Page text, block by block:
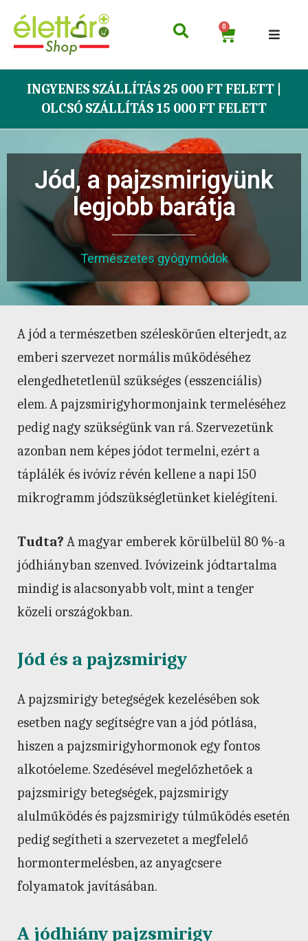
0
INGYENES SZÁLLÍTÁS 25 000 FT FELETT |
OLCSÓ SZÁLLÍTÁS 15 000 FT FELETT
Jód, a pajzsmirigyünk
legjobb barátja
Természetes gyógymódok
A jód a természetben széleskörűen elterjedt, az
emberi szervezet normális működéséhez
elengedhetetlenül szükséges (esszenciális)
elem. A pajzsmirigyhormonjaink termeléséhez
pedig nagy szükségünk van rá. Szervezetünk
azonban nem képes jódot termelni, ezért a
táplálék és ivóvíz révén kellene a napi 150
mikrogramm jódszükségletünket kielégíteni.
Tudta? A magyar emberek körülbelül 80 %-a
jódhiányban szenved. Ivóvizeink jódtartalma
mindig is alacsonyabb volt, mint a tenger
közeli országokban.
Jód és a pajzsmirigy
A pajzsmirigy betegségek kezelésében sok
esetben nagy segítségre van a jód pótlása,
hiszen a pajzsmirigyhormonok egy fontos
alkotóeleme. Szedésével megelőzhetőek a
pajzsmirigy betegségek, pajzsmirigy
alulműködés és pajzsmirigy túlműködés esetén
pedig segítheti a szervezetet a megfelelő
hormontermelésben, az anyagcsere
folyamatok javításában.
A jódhiány pajzsmirigy